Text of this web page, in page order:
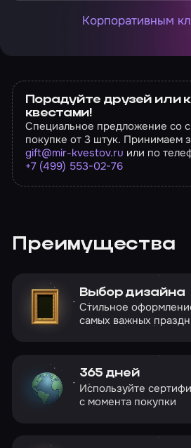
Корпоративным
Порадуйте друзей или
квестами!
Специальное предложение со
покупке от 3 штук. Принимаем
gift@mir-kvestov.ru или по
+7 (499) 553-02-76
Преимущества
Выбор дизайна
Стильное
самых важных
365 дней
Используйте
с момента покупки